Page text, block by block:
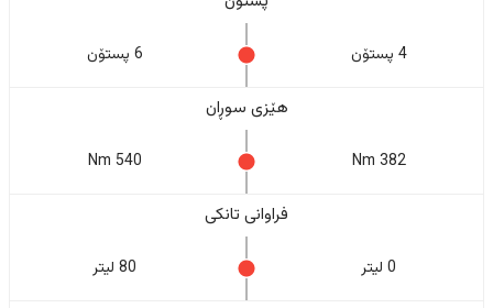
4 پستۆن 6 پستۆن
هێزی سوڕان
382 Nm
540 Nm
فراوانی تانکی
0 لیتر 80 لیتر